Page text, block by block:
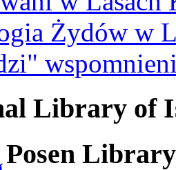
Żydów w
Library of
Posen Library